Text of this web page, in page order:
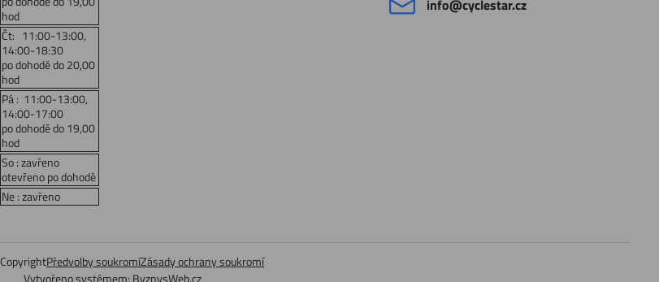
hod
Čt: 11:00-13:00,
14:00-18:30
po dohodě do 20,00
hod
Pá : 11:00-13:00,
14:00-17:00
po dohodě do 19,00
hod
So : zavřeno
otevřeno po dohodě
Ne : zavřeno
info​@cyclestar​.cz
CopyrightPředvolby soukromíZásady ochrany soukromí
Vytvořeno systémem: ByznysWeb.cz